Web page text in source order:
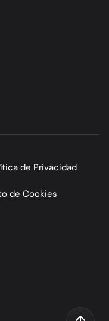
de Privacidad
de Cookies